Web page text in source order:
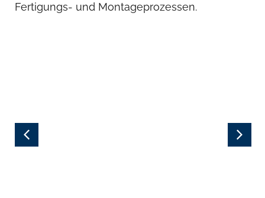
Fertigungs- und Montageprozessen.